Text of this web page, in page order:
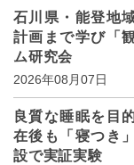
石川県・能登地
計画まで学び「
ム研究会
2026年08月07日
良質な睡眠を目
在後も「寝つき
設で実証実験